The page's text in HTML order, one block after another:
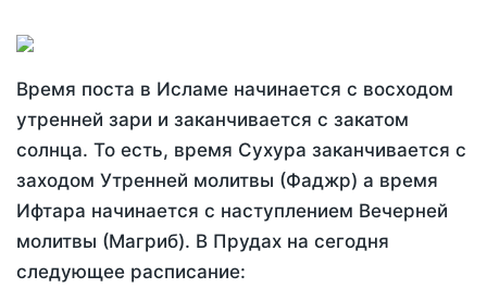
Время поста в Исламе начинается с восходом
утренней зари и заканчивается с закатом
солнца. То есть, время Сухура заканчивается с
заходом Утренней молитвы (Фаджр) а время
Ифтара начинается с наступлением Вечерней
молитвы (Магриб). В Прудах на сегодня
следующее расписание: